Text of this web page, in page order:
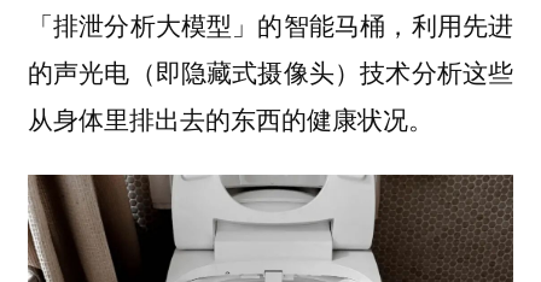
「排泄分析大模型」的智能马桶，利用先进
的声光电（即隐藏式摄像头）技术分析这些
从身体里排出去的东西的健康状况。